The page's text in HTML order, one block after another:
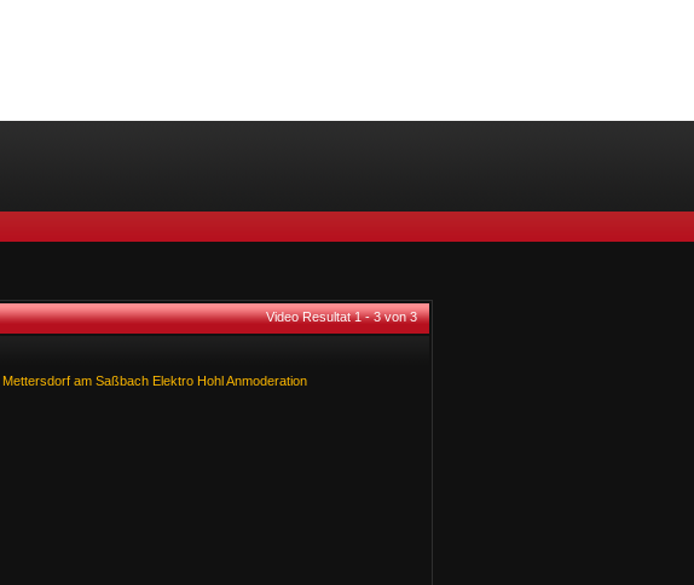
Video Resultat 1 - 3 von 3
Mettersdorf am Saßbach Elektro HohlAnmoderation